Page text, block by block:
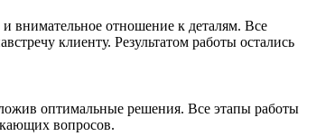
внимательное отношение к деталям. Все
клиенту. Результатом работы остались
оптимальные решения. Все этапы работы
вопросов.